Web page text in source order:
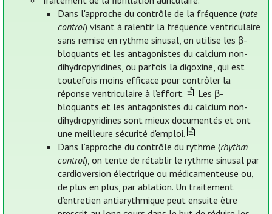
Dans l'approche du contrôle de la fréquence (rate
control) visant à ralentir la fréquence ventriculaire
sans remise en rythme sinusal, on utilise les β-
bloquants et les antagonistes du calcium non-
dihydropyridines, ou parfois la digoxine, qui est
toutefois moins efficace pour contrôler la
réponse ventriculaire à l’effort.
Les β-
bloquants et les antagonistes du calcium non-
dihydropyridines sont mieux documentés et ont
une meilleure sécurité d'emploi.
Dans l’approche du contrôle du rythme (rhythm
control), on tente de rétablir le rythme sinusal par
cardioversion électrique ou médicamenteuse ou,
de plus en plus, par ablation. Un traitement
d’entretien antiarythmique peut ensuite être